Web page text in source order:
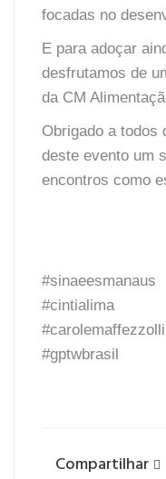
focadas no
E para adoçar
desfrutamos de
da CM
Obrigado a todos
deste evento um
encontros como
#sinaeesmanaus
#cintialima
#carolemaffezzolli
#gptwbrasil
Compartilhar